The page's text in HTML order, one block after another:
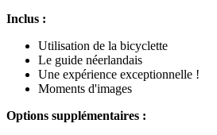
Inclus :
Utilisation de la bicyclette
Le guide néerlandais
Une expérience exceptionnelle !
Moments d'images
Options supplémentaires :